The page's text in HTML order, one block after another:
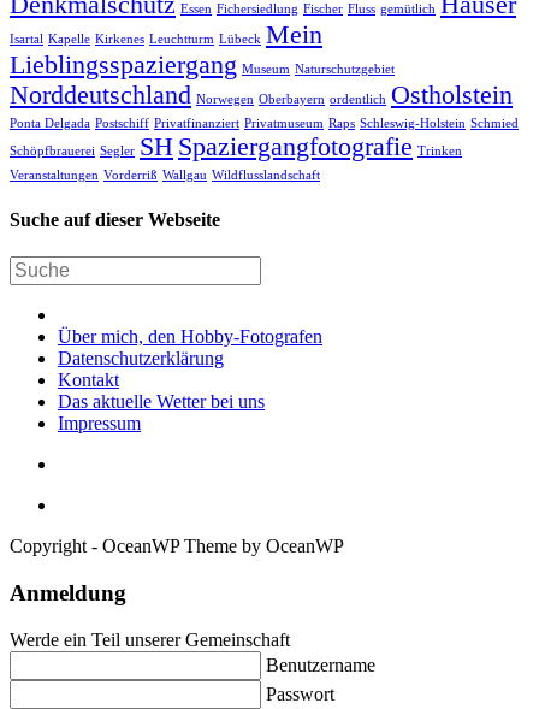
Essen Fichersiedlung Fischer Fluss gemütlich
Isartal Kapelle Kirkenes Leuchtturm Lübeck Mein
Lieblingsspaziergang Museum Naturschutzgebiet
Norddeutschland Norwegen Oberbayern ordentlich Ostholstein
Ponta Delgada Postschiff Privatfinanziert Privatmuseum Raps Schleswig-Holstein Schmied
Schöpfbrauerei Segler SH Spaziergangfotografie Trinken
Veranstaltungen Vorderriß Wallgau Wildflusslandschaft
Suche auf dieser Webseite
Über mich, den Hobby-Fotografen
Datenschutzerklärung
Kontakt
Das aktuelle Wetter bei uns
Impressum
Copyright - OceanWP Theme by OceanWP
Anmeldung
Werde ein Teil unserer Gemeinschaft
Benutzername
Passwort